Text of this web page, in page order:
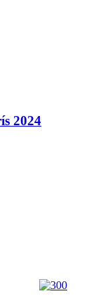
2024